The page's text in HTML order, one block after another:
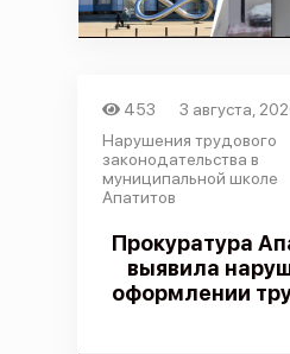
453
3 августа,
Нарушения трудового
законодательства в
муниципальной школе
Апатитов
Прокуратура
выявила
оформлении